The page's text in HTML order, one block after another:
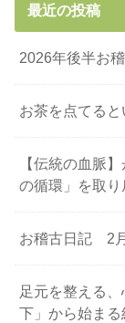
最近の投稿
2026年後半お
お茶を点てると
【伝統の血脈
の循環」を取
お稽古日記 2月
足元を整える
下」から始ま